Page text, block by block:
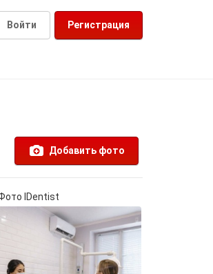
Регистрация
Войти
Добавить фото